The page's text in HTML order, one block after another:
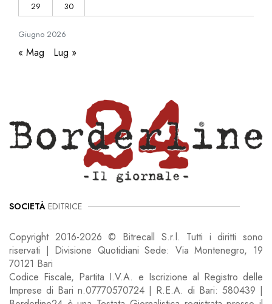
Giugno 2026
29
30
« Mag Lug »
SOCIETÀ EDITRICE
Copyright 2016-2026 © Bitrecall S.r.l. Tutti i diritti sono
riservati | Divisione Quotidiani Sede: Via Montenegro, 19
70121 Bari
Codice Fiscale, Partita I.V.A. e Iscrizione al Registro delle
Imprese di Bari n.07770570724 | R.E.A. di Bari: 580439 |